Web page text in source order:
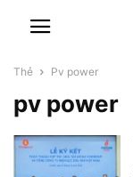
Thẻ Pv power
pv power